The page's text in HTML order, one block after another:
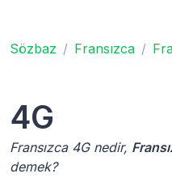
Sözbaz Fransızca
4G
Fransızca 4G nedir,
demek?